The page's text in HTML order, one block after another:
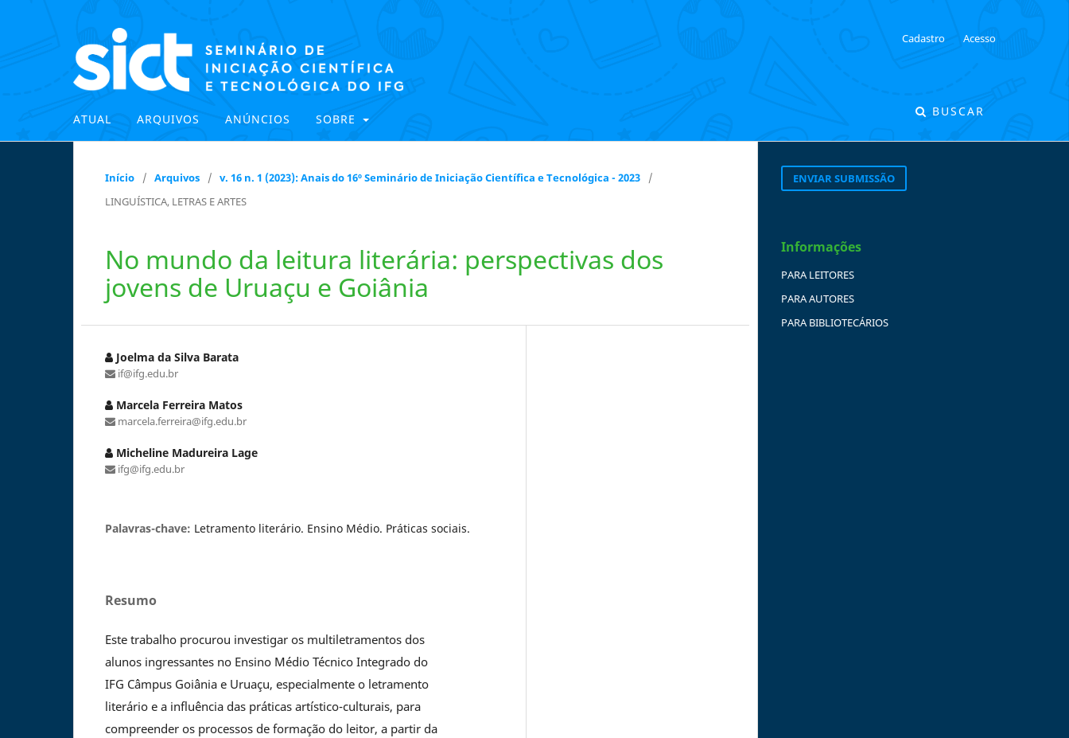
ATUAL ARQUIVOS ANÚNCIOS SOBRE
BUSCAR
Cadastro Acesso
Início / Arquivos / v. 16 n. 1 (2023): Anais do 16º Seminário de Iniciação Científica e Tecnológica - 2023
/
LINGUÍSTICA, LETRAS E ARTES
No mundo da leitura literária: perspectivas dos
jovens de Uruaçu e Goiânia
Joelma da Silva Barata
if@ifg.edu.br
Marcela Ferreira Matos
marcela.ferreira@ifg.edu.br
Micheline Madureira Lage
ifg@ifg.edu.br
Palavras-chave: Letramento literário. Ensino Médio. Práticas sociais.
Resumo
Este trabalho procurou investigar os multiletramentos dos
alunos ingressantes no Ensino Médio Técnico Integrado do
IFG Câmpus Goiânia e Uruaçu, especialmente o letramento
literário e a influência das práticas artístico-culturais, para
compreender os processos de formação do leitor, a partir da
ENVIAR SUBMISSÃO
Informações
PARA LEITORES
PARA AUTORES
PARA BIBLIOTECÁRIOS